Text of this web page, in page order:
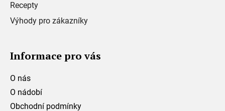
Recepty
Výhody pro zákazníky
Informace pro vás
O nás
O nádobí
Obchodní podmínky